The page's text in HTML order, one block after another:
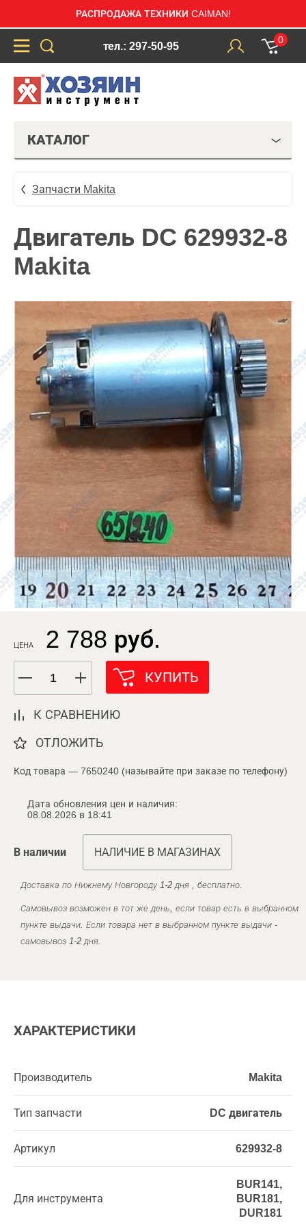
РАСПРОДАЖА ТЕХНИКИ CAIMAN!
тел.: 297-50-95
0
КАТАЛОГ
Запчасти Makita
Двигатель DC 629932-8
Makita
ЦЕНА 2 788 руб.
КУПИТЬ
К СРАВНЕНИЮ
ОТЛОЖИТЬ
Код товара — 7650240 (называйте при заказе по телефону)
Дата обновления цен и наличия:
08.08.2026 в 18:41
В наличии НАЛИЧИЕ В МАГАЗИНАХ
Доставка по Нижнему Новгороду 1-2 дня , бесплатно.
Самовывоз возможен в тот же день, если товар есть в выбранном
пункте выдачи. Если товара нет в выбранном пункте выдачи -
самовывоз 1-2 дня.
ХАРАКТЕРИСТИКИ
Производитель Makita
Тип запчасти DC двигатель
Артикул 629932-8
Для инструмента
BUR141,
BUR181,
DUR181